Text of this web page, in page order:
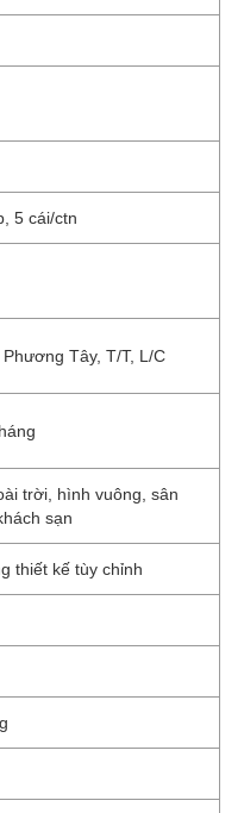
5 cái/ctn
Tây, T/T, L/C
trời, hình vuông, sân
sạn
thiết kế tùy chỉnh